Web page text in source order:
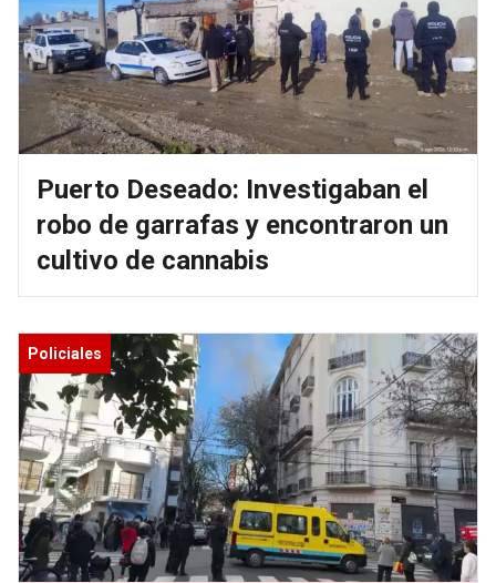
Puerto Deseado: Investigaban el
robo de garrafas y encontraron un
cultivo de cannabis
Policiales